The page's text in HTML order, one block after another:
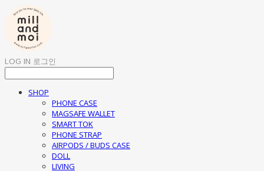
LOG IN 로그인
SHOP
PHONE CASE
MAGSAFE WALLET
SMART TOK
PHONE STRAP
AIRPODS / BUDS CASE
DOLL
LIVING